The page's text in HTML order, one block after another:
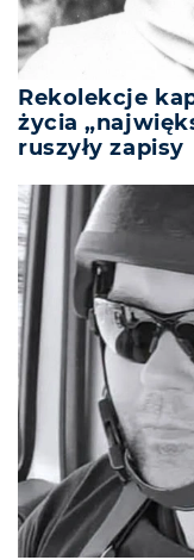
Rekolekcje
życia
ruszyły zapisy